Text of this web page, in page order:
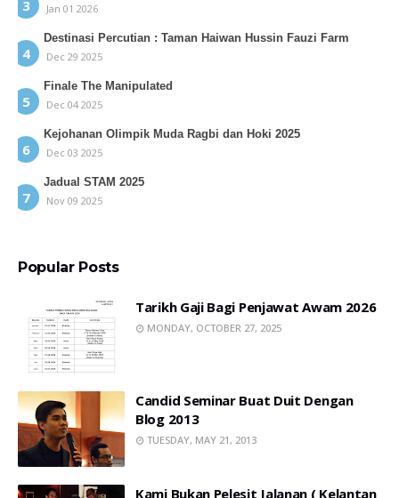
Jan 01 2026
Destinasi Percutian : Taman Haiwan Hussin Fauzi Farm
Dec 29 2025
Finale The Manipulated
Dec 04 2025
Kejohanan Olimpik Muda Ragbi dan Hoki 2025
Dec 03 2025
Jadual STAM 2025
Nov 09 2025
Popular Posts
Tarikh Gaji Bagi Penjawat Awam 2026
MONDAY, OCTOBER 27, 2025
Candid Seminar Buat Duit Dengan
Blog 2013
TUESDAY, MAY 21, 2013
Kami Bukan Pelesit Jalanan ( Kelantan